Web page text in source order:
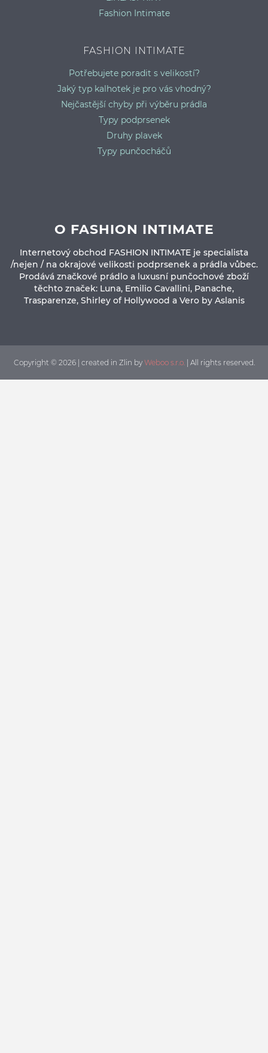
Fashion Intimate
FASHION INTIMATE
Potřebujete poradit s velikostí?
Jaký typ kalhotek je pro vás vhodný?
Nejčastější chyby při výběru prádla
Typy podprsenek
Druhy plavek
Typy punčocháčů
O FASHION INTIMATE
Internetový obchod FASHION INTIMATE je specialista
/nejen / na okrajové velikosti podprsenek a prádla vůbec.
Prodává značkové prádlo a luxusní punčochové zboží
těchto značek: Luna, Emilio Cavallini, Panache,
Trasparenze, Shirley of Hollywood a Vero by Aslanis
Copyright © 2026 | created in Zlin by Weboo s.r.o. | All rights reserved.